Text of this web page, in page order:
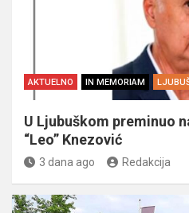
AKTUELNO IN MEMORIAM
U Ljubuškom preminuo
“Leo” Knezović
3 dana ago Redakcija